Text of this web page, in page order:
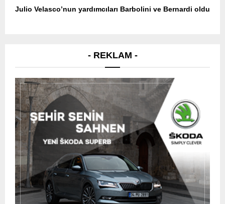
Julio Velasco’nun yardımcıları Barbolini ve Bernardi oldu
- REKLAM -